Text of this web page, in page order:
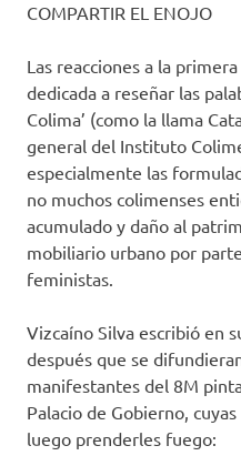
COMPARTIR EL ENOJO
Las reacciones a la
dedicada a reseñar las
Colima’ (como la llama
general del Instituto
especialmente las
no muchos colimenses
acumulado y daño al
mobiliario urbano por
feministas.
Vizcaíno Silva escribió en
después que se
manifestantes del 8M
Palacio de Gobierno,
luego prenderles fuego: